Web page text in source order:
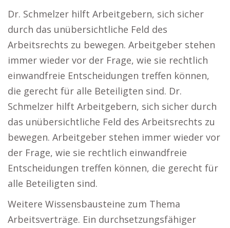
Dr. Schmelzer hilft Arbeitgebern, sich sicher
durch das unübersichtliche Feld des
Arbeitsrechts zu bewegen. Arbeitgeber stehen
immer wieder vor der Frage, wie sie rechtlich
einwandfreie Entscheidungen treffen können,
die gerecht für alle Beteiligten sind. Dr.
Schmelzer hilft Arbeitgebern, sich sicher durch
das unübersichtliche Feld des Arbeitsrechts zu
bewegen. Arbeitgeber stehen immer wieder vor
der Frage, wie sie rechtlich einwandfreie
Entscheidungen treffen können, die gerecht für
alle Beteiligten sind.
Weitere Wissensbausteine zum Thema
Arbeitsverträge. Ein durchsetzungsfähiger